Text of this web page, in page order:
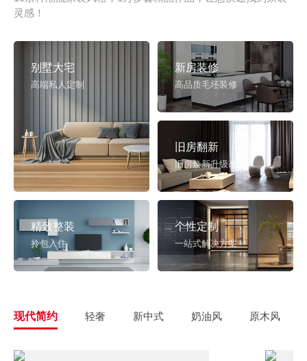
灵感！
别墅大宅
高端私人定制
新房装修
高品质毛坯装修
旧房翻新
旧房焕新升级改造
精致整装
拎包入住
个性定制
一站式解决方案
现代简约 轻奢 新中式 奶油风 原木风